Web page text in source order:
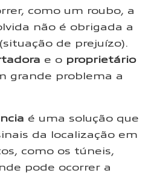
como um roubo, a
não é obrigada a
de prejuízo).
e o proprietário
grande problema a
é uma solução que
da localização em
como os túneis,
pode ocorrer a